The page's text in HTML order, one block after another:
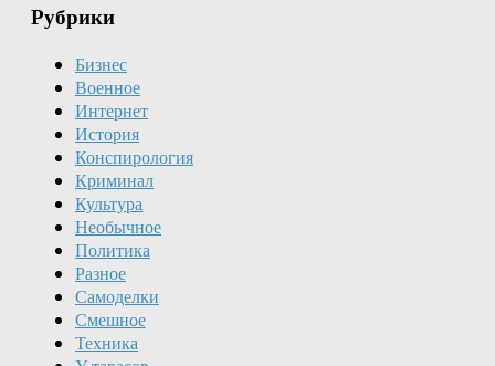
Рубрики
Бизнес
Военное
Интернет
История
Конспирология
Криминал
Культура
Необычное
Политика
Разное
Самоделки
Смешное
Техника